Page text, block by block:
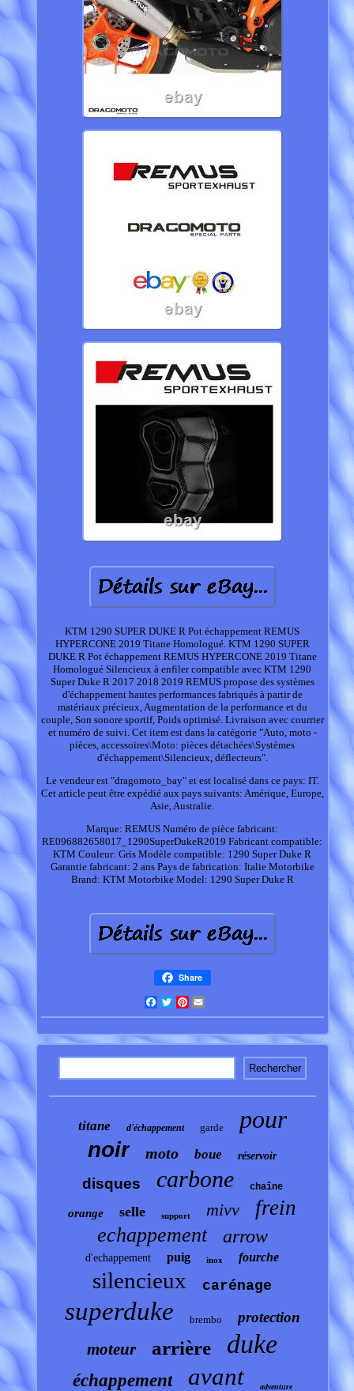
KTM 1290 SUPER DUKE R Pot échappement REMUS
HYPERCONE 2019 Titane Homologué. KTM 1290 SUPER
DUKE R Pot échappement REMUS HYPERCONE 2019 Titane
Homologué Silencieux à enfiler compatible avec KTM 1290
Super Duke R 2017 2018 2019 REMUS propose des systèmes
d'échappement hautes performances fabriqués à partir de
matériaux précieux, Augmentation de la performance et du
couple, Son sonore sportif, Poids optimisé. Livraison avec courrier
et numéro de suivi. Cet item est dans la catégorie "Auto, moto -
pièces, accessoires\Moto: pièces détachées\Systèmes
d'échappement\Silencieux, déflecteurs".
Le vendeur est "dragomoto_bay" et est localisé dans ce pays: IT.
Cet article peut être expédié aux pays suivants: Amérique, Europe,
Asie, Australie.
Marque: REMUS Numéro de pièce fabricant:
RE096882658017_1290SuperDukeR2019 Fabricant compatible:
KTM Couleur: Gris Modèle compatible: 1290 Super Duke R
Garantie fabricant: 2 ans Pays de fabrication: Italie Motorbike
Brand: KTM Motorbike Model: 1290 Super Duke R
Share
Facebook
TwitterPinterest
titane d'échappement garde pour
noir moto boue réservoir
disques carbone chaîne
orange selle support mivv frein
echappement arrow
d'echappement puig inox fourche
silencieux carénage
superduke brembo protection
moteur arrière duke
échappement avant adventure